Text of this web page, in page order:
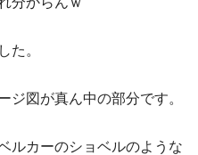
た。
ジ図が真ん中の部分です。
ルカーのショベルのような